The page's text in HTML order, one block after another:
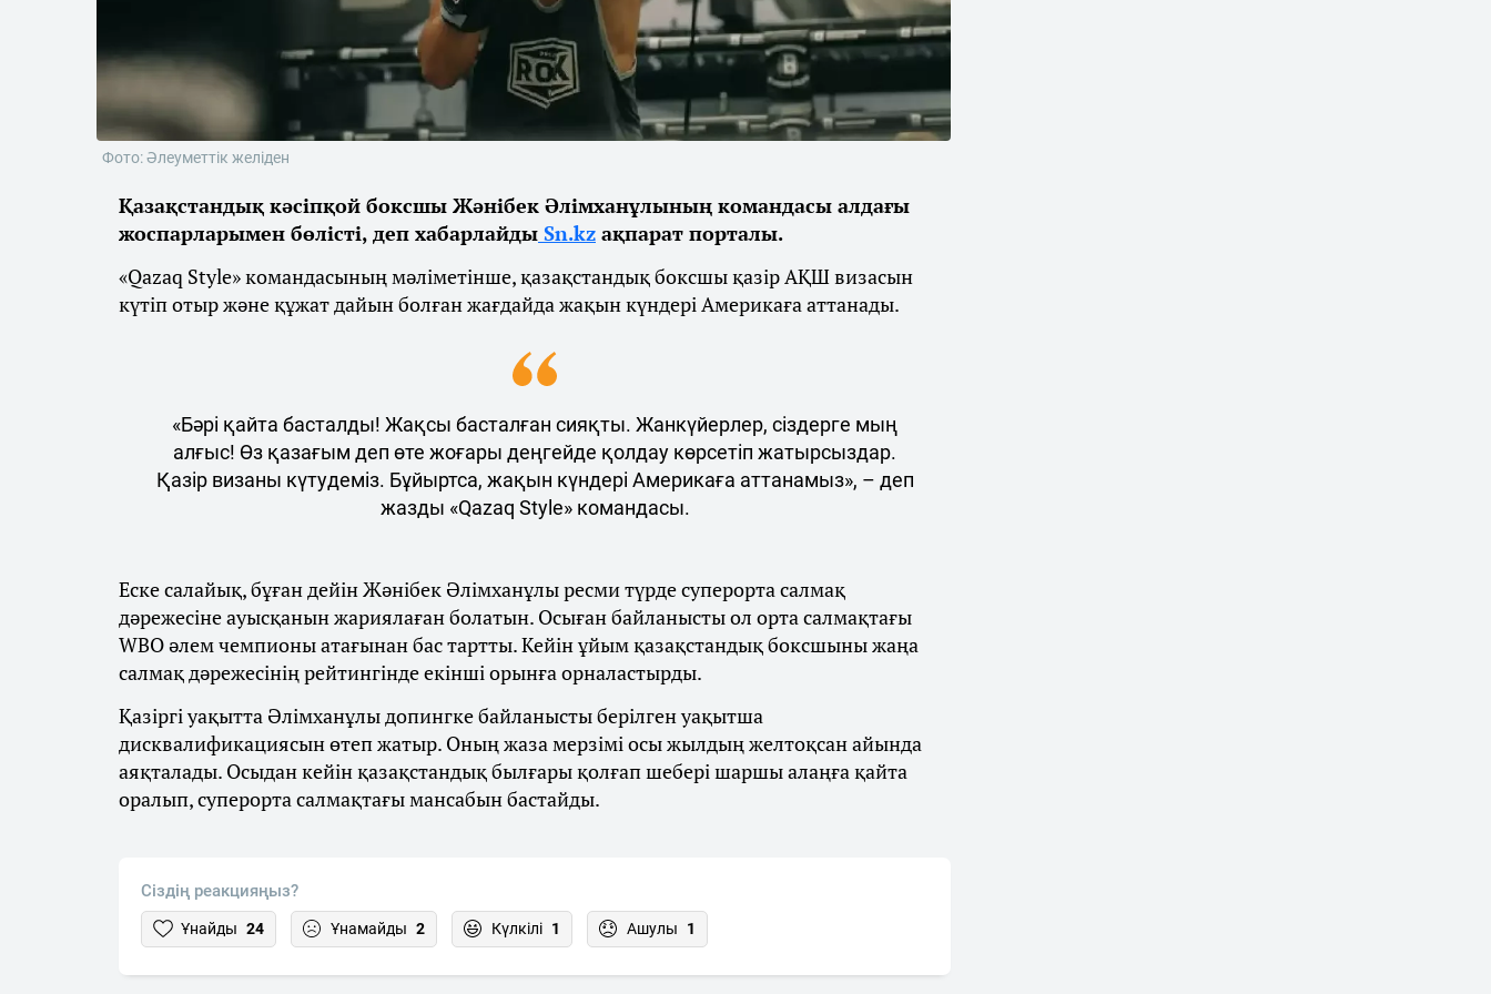
Фото: Әлеуметтік желіден
Қазақстандық кәсіпқой боксшы Жәнібек Әлімханұлының командасы алдағы
жоспарларымен бөлісті, деп хабарлайды Sn.kz ақпарат порталы.
«Qazaq Style» командасының мәліметінше, қазақстандық боксшы қазір АҚШ визасын
күтіп отыр және құжат дайын болған жағдайда жақын күндері Америкаға аттанады.
«Бәрі қайта басталды! Жақсы басталған сияқты. Жанкүйерлер, сіздерге мың
алғыс! Өз қазағым деп өте жоғары деңгейде қолдау көрсетіп жатырсыздар.
Қазір визаны күтудеміз. Бұйыртса, жақын күндері Америкаға аттанамыз», – деп
жазды «Qazaq Style» командасы.
Еске салайық, бұған дейін Жәнібек Әлімханұлы ресми түрде суперорта салмақ
дәрежесіне ауысқанын жариялаған болатын. Осыған байланысты ол орта салмақтағы
WBO әлем чемпионы атағынан бас тартты. Кейін ұйым қазақстандық боксшыны жаңа
салмақ дәрежесінің рейтингінде екінші орынға орналастырды.
Қазіргі уақытта Әлімханұлы допингке байланысты берілген уақытша
дисквалификациясын өтеп жатыр. Оның жаза мерзімі осы жылдың желтоқсан айында
аяқталады. Осыдан кейін қазақстандық былғары қолғап шебері шаршы алаңға қайта
оралып, суперорта салмақтағы мансабын бастайды.
Сіздің реакцияңыз?
Ұнайды 24 Ұнамайды 2 Күлкілі 1 Ашулы 1